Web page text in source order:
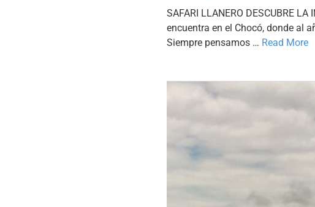
SAFARI LLANERO DESCUBRE
encuentra en el Chocó, donde al
Siempre pensamos … Read More